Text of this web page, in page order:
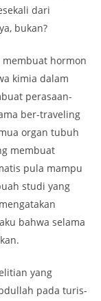
dari
bukan?
hormon
kimia dalam
perasaan-
ber-traveling
organ tubuh
membuat
pula mampu
studi yang
bahwa selama
yang
pada turis-